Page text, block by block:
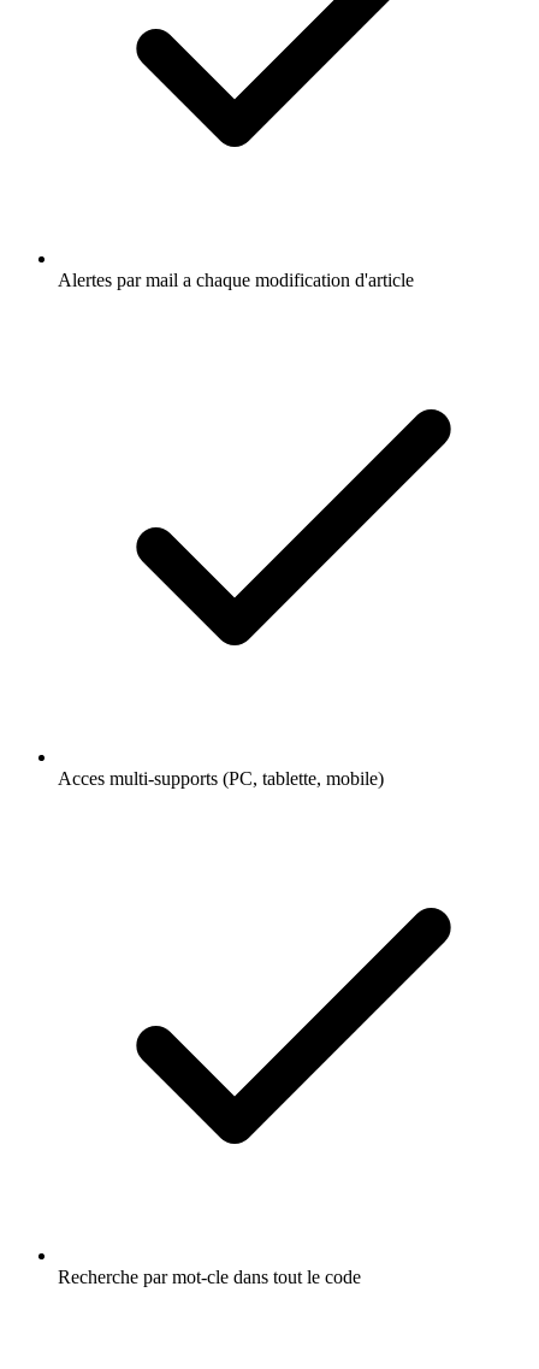
Alertes par mail a chaque modification d'article
Acces multi-supports (PC, tablette, mobile)
Recherche par mot-cle dans tout le code